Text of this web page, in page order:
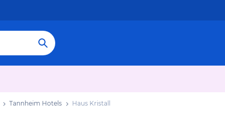
Tannheim Hotels Haus Kristall